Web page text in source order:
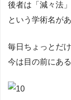
後者は「減々法
という学術名が
毎日ちょっとだ
今は目の前にあ